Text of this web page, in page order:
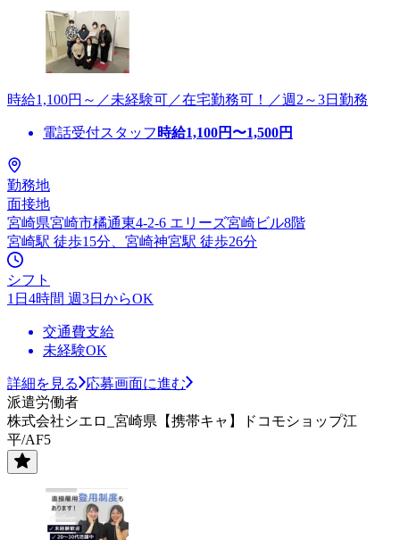
時給1,100円～／未経験可／在宅勤務可！／週2～3日勤務
電話受付スタッフ 時給1,100円〜1,500円
勤務地
面接地
宮崎県宮崎市橘通東4-2-6 エリーズ宮崎ビル8階
宮崎駅 徒歩15分、宮崎神宮駅 徒歩26分
シフト
1日4時間 週3日からOK
交通費支給
未経験OK
詳細を見る
応募画面に進む
派遣労働者
株式会社シエロ_宮崎県【携帯キャ】ドコモショップ江
平/AF5